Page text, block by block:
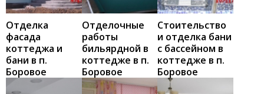
Отделка
фасада
коттеджа и
бани в п.
Боровое
Отделочные
работы
бильярдной в
коттедже в п.
Боровое
Стоительство
и отделка бани
с бассейном в
коттедже в п.
Боровое